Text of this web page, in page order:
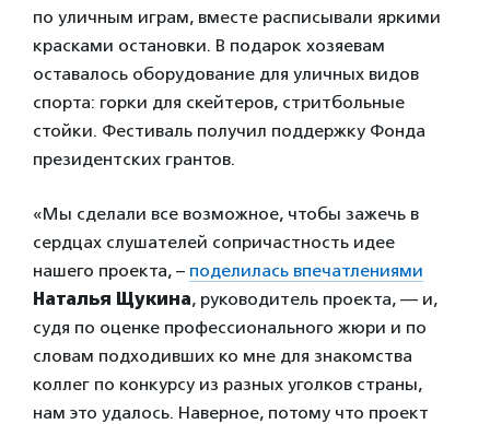
по уличным играм, вместе расписывали яркими
красками остановки. В подарок хозяевам
оставалось оборудование для уличных видов
спорта: горки для скейтеров, стритбольные
стойки. Фестиваль получил поддержку Фонда
президентских грантов.
«Мы сделали все возможное, чтобы зажечь в
сердцах слушателей сопричастность идее
нашего проекта, – поделилась впечатлениями
Наталья Щукина, руководитель проекта, — и,
судя по оценке профессионального жюри и по
словам подходивших ко мне для знакомства
коллег по конкурсу из разных уголков страны,
нам это удалось. Наверное, потому что проект